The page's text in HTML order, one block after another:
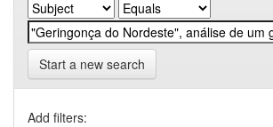
Start a new search
Add filters: